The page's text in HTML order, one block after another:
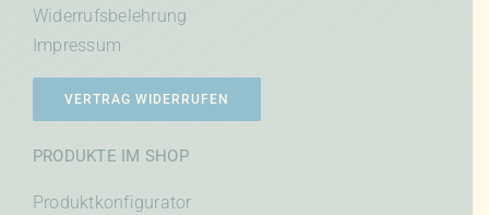
Widerrufsbelehrung
Impressum
VERTRAG WIDERRUFEN
PRODUKTE IM SHOP
Produktkonfigurator